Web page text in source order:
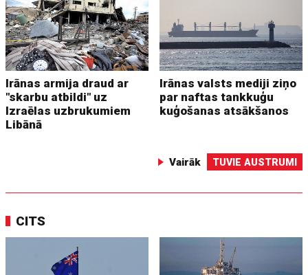
Irānas armija draud ar
"skarbu atbildi" uz
Izraēlas uzbrukumiem
Libānā
Irānas valsts mediji ziņo
par naftas tankkuģu
kuģošanas atsākšanos
Vairāk TUVIE AUSTRUMI
CITS